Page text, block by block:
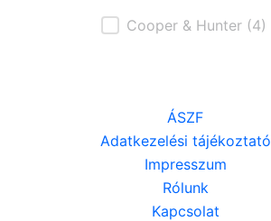
MárkaCooper & Hunter (4)
ÁSZF
Adatkezelési tájékoztató
Impresszum
Rólunk
Kapcsolat